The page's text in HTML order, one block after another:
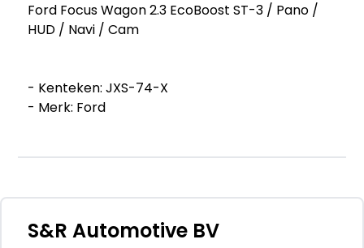
Ford Focus Wagon 2.3 EcoBoost ST-3 / Pano /
HUD / Navi / Cam
- Kenteken: JXS-74-X
- Merk: Ford
- Aantal deuren: 5
- Brandstofsoort: Benzine
- Bouwjaar: 2021
S&R Automotive BV